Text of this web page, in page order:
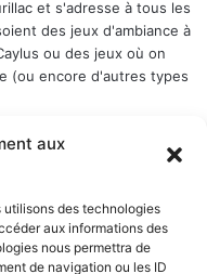
aux
utilisons des technologies
aux informations des
nous permettra de
de navigation ou les ID
et s'adresse à tous les
des jeux d'ambiance à
ou des jeux où on
(ou encore d'autres types
quand même plutôt
end en alternance : 1er
etc..., a Belbex (6
le trésorier est indulgent
comme ça ...)Donc, si